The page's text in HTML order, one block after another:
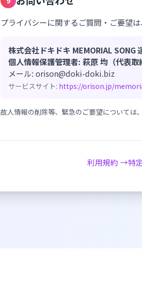
プライバシーに関するご質問・ご要望
株式会社ドキドキ MEMORIAL SONG
個人情報保護管理者: 萩原 均（代表取
メール: orison@doki-doki.biz
サービスサイト: https://orison.jp/
故人情報の削除等、緊急のご要望については
利用規約 →特